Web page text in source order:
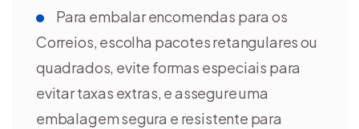
Para embalar encomendas para os
Correios, escolha pacotes retangulares ou
quadrados, evite formas especiais para
evitar taxas extras, e assegure uma
embalagem segura e resistente para